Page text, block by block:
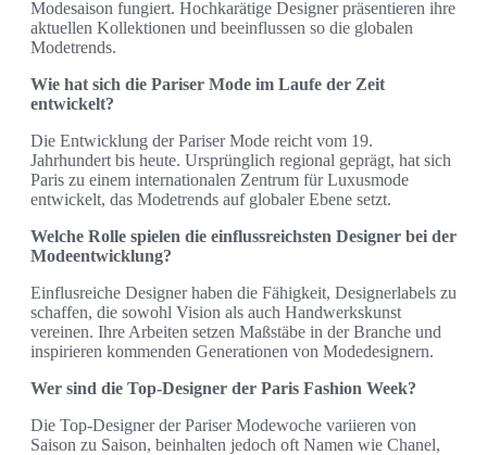
Modesaison fungiert. Hochkarätige Designer präsentieren ihre
aktuellen Kollektionen und beeinflussen so die globalen
Modetrends.
Wie hat sich die Pariser Mode im Laufe der Zeit
entwickelt?
Die Entwicklung der Pariser Mode reicht vom 19.
Jahrhundert bis heute. Ursprünglich regional geprägt, hat sich
Paris zu einem internationalen Zentrum für Luxusmode
entwickelt, das Modetrends auf globaler Ebene setzt.
Welche Rolle spielen die einflussreichsten Designer bei der
Modeentwicklung?
Einflusreiche Designer haben die Fähigkeit, Designerlabels zu
schaffen, die sowohl Vision als auch Handwerkskunst
vereinen. Ihre Arbeiten setzen Maßstäbe in der Branche und
inspirieren kommenden Generationen von Modedesignern.
Wer sind die Top-Designer der Paris Fashion Week?
Die Top-Designer der Pariser Modewoche variieren von
Saison zu Saison, beinhalten jedoch oft Namen wie Chanel,